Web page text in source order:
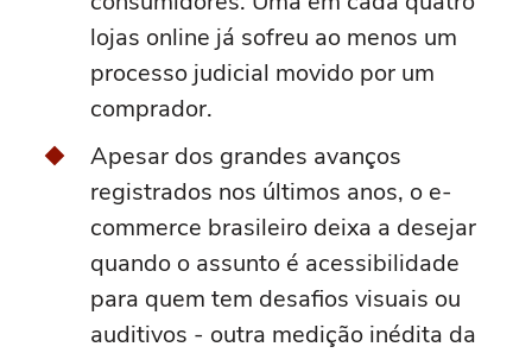
lojas online já sofreu ao menos um
processo judicial movido por um
comprador.
Apesar dos grandes avanços
registrados nos últimos anos, o e-
commerce brasileiro deixa a desejar
quando o assunto é acessibilidade
para quem tem desafios visuais ou
auditivos - outra medição inédita da